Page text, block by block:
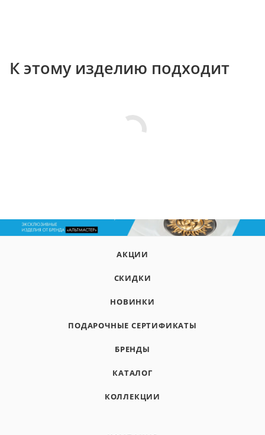
К этому изделию подходит
АКЦИИ
СКИДКИ
НОВИНКИ
ПОДАРОЧНЫЕ СЕРТИФИКАТЫ
БРЕНДЫ
КАТАЛОГ
КОЛЛЕКЦИИ